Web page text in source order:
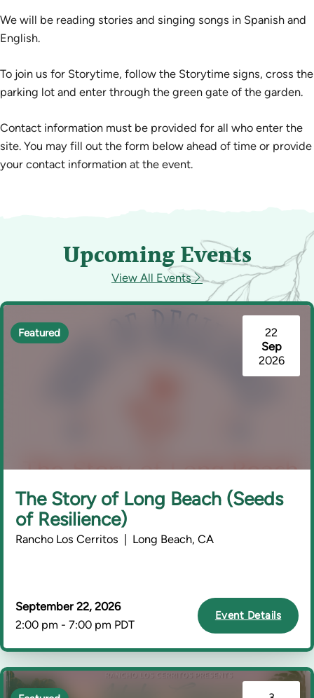
We will be reading stories and singing songs in Spanish and
English.
To join us for Storytime, follow the Storytime signs, cross the
parking lot and enter through the green gate of the garden.
Contact information must be provided for all who enter the
site. You may fill out the form below ahead of time or provide
your contact information at the event.
Upcoming Events
View All Events
22
Sep
2026
Featured
The Story of Long Beach (Seeds
of Resilience)
Rancho Los Cerritos | Long Beach, CA
September 22, 2026
2:00 pm - 7:00 pm PDT
Event Details